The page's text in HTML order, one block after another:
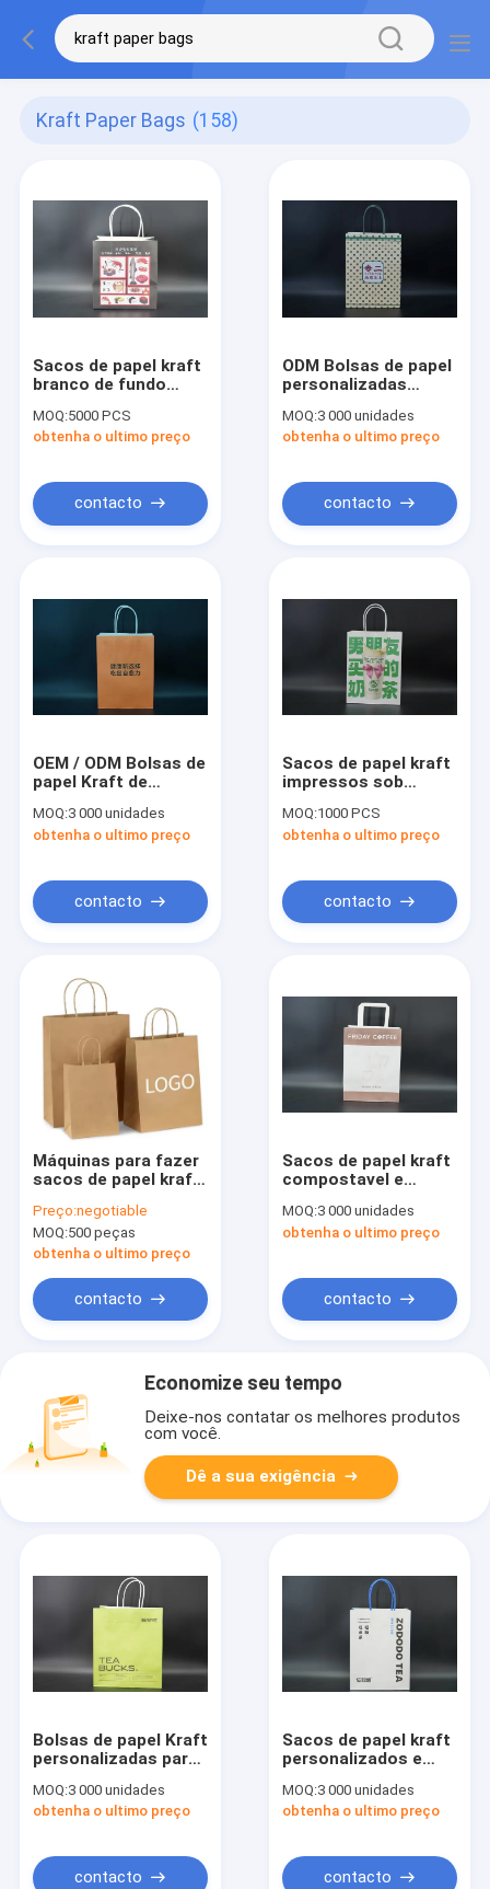
Kraft Paper Bags (158)
Sacos de papel kraft
branco de fundo
MOQ:5000 PCS
obtenha o ultimo preço
contacto
ODM Bolsas de papel
personalizadas
papel Kraft para levar
MOQ:3 000 unidades
obtenha o ultimo preço
contacto
OEM / ODM Bolsas de
papel Kraft de
personalizadas
impressas com alças
MOQ:3 000 unidades
obtenha o ultimo preço
contacto
Sacos de papel kraft
impressos sob
MOQ:1000 PCS
obtenha o ultimo preço
contacto
Máquinas para fazer
sacos de papel kraft
de embalagem de
alimentos kraft com
alça
Preço:negotiable
MOQ:500 peças
obtenha o ultimo preço
contacto
Sacos de papel kraft
compostavel e
cabo plano
MOQ:3 000 unidades
obtenha o ultimo preço
contacto
Economize seu tempo
Deixe-nos contatar os melhores produtos
com você.
Dê a sua exigência
Bolsas de papel Kraft
personalizadas para
Bolsas de papel
duplo copo
MOQ:3 000 unidades
obtenha o ultimo preço
contacto
Sacos de papel kraft
personalizados e
e leves
MOQ:3 000 unidades
obtenha o ultimo preço
contacto